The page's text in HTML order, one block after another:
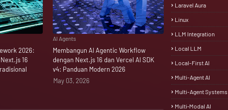
2026:
16
AI Agents
Membangun AI Agentic Workflow
dengan Next.js 16 dan Vercel AI SDK
v4: Panduan Modern 2026
May 03, 2026
Laravel Aura
Linux
LLM Integration
Local LLM
Local-First AI
Multi-Agent AI
Multi-Agent Systems
Multi‑Modal AI